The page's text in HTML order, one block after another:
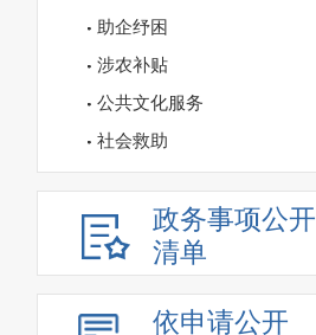
助企纾困
涉农补贴
公共文化服务
社会救助
政务事项公开
清单
依申请公开